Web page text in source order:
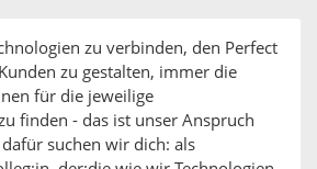
zu verbinden, den Perfect
zu gestalten, immer die
für die jeweilige
finden - das ist unser Anspruch
dafür suchen wir dich: als